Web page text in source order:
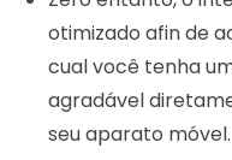
otimizado afin de
cual você tenha
agradável
seu aparato móvel.